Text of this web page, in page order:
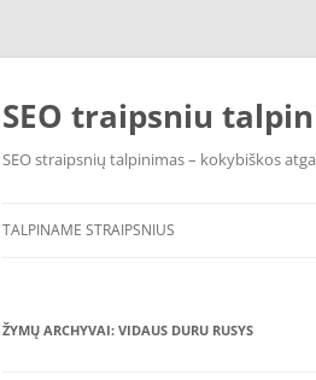
Pereiti
SEO traipsniu
SEO straipsnių talpinimas – kokybiškos
TALPINAME STRAIPSNIUS
ŽYMŲ ARCHYVAI: VIDAUS DURU RUSYS